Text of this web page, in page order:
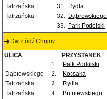
Tatrzańska
31. Rydla
Tatrzańska
32. Dąbrowskiego
33. Park Podolski
Dw. Łódź Chojny
ULICA PRZYSTANEK
1.
Park Podolski
Dąbrowskiego
2. Kossaka
Tatrzańska
3. Rydla
Tatrzańska
4. Broniewskiego